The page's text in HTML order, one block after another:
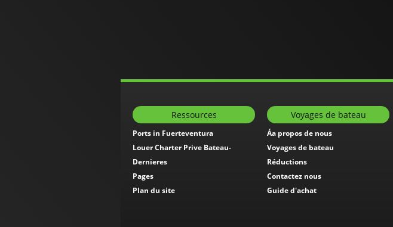
Ressources
Ports in Fuerteventura
Louer Charter Prive Bateau-
Dernieres
Pages
Plan du site
Voyages de bateau
Áa propos de nous
Voyages de bateau
Réductions
Contactez nous
Guide d'achat